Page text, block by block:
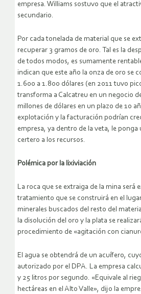
empresa. Williams sostuvo que el
secundario.
Por cada tonelada de material que se
recuperar 3 gramos de oro. Tal es la
de todos modos, es sumamente
indican que este año la onza de oro se
1.600 a 1.800 dólares (en 2011 tuvo
transforma a Calcatreu en un negocio
millones de dólares en un plazo de 10
explotación y la facturación podrían
empresa, ya dentro de la veta, le ponga
certero a los recursos.
Polémica por la lixiviación
La roca que se extraiga de la mina será
tratamiento que se construirá en el
minerales buscados del resto del
la disolución del oro y la plata se
procedimiento de «agitación con
El agua se obtendrá de un acuífero,
autorizado por el DPA. La empresa
y 25 litros por segundo. «Equivale al
hectáreas en el Alto Valle», dijo la